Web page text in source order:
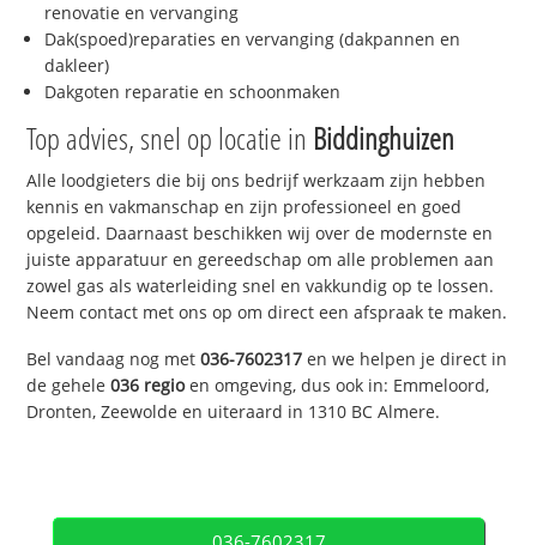
renovatie en vervanging
Dak(spoed)reparaties en vervanging (dakpannen en
dakleer)
Dakgoten reparatie en schoonmaken
Top advies, snel op locatie in Biddinghuizen
Alle loodgieters die bij ons bedrijf werkzaam zijn hebben
kennis en vakmanschap en zijn professioneel en goed
opgeleid. Daarnaast beschikken wij over de modernste en
juiste apparatuur en gereedschap om alle problemen aan
zowel gas als waterleiding snel en vakkundig op te lossen.
Neem contact met ons op om direct een afspraak te maken.
Bel vandaag nog met036-7602317 en we helpen je direct in
de gehele036 regioen omgeving, dus ook in: Emmeloord,
Dronten, Zeewolde en uiteraard in 1310 BC Almere.